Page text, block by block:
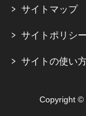
サイトマップ
サイトポリシー
サイトの使い
Copyright ©